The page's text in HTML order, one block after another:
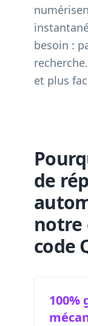
besoin :
et plus
de
notre
code
100%